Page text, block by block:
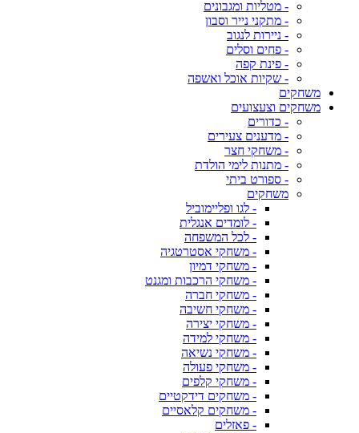
- מטליות ומגבונים
- מתקני נייר וסבון
- ניירות לנגוב
- פחים וסלים
- פינת קפה
- שקיות אוכל ואשפה
משחקים
משחקים וצעצועים
- כדורים
- מדענים צעירים
- משחקי חצר
- מתנות לימי הולדת
- ספורט ביתי
משחקים
- לגו ופליימוביל
- לומדים אנגלית
- לכל המשפחה
- משחקי אסטרטגיה
- משחקי דמיון
- משחקי הרכבות ומגנט
- משחקי חברה
- משחקי חשיבה
- משחקי יצירה
- משחקי למידה
- משחקי נשיאה
- משחקי פעולה
- משחקי קלפים
- משחקים דידקטיים
- משחקים קלאסיים
- פאזלים